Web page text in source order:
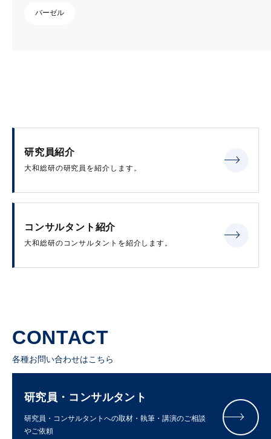
バーゼル
研究員紹介
大和総研の研究員を紹介します。
コンサルタント紹介
大和総研のコンサルタントを紹介します。
CONTACT
各種お問い合わせはこちら
研究員・コンサルタント
研究員・コンサルタントへの取材・執筆・講演のご相談
やご依頼